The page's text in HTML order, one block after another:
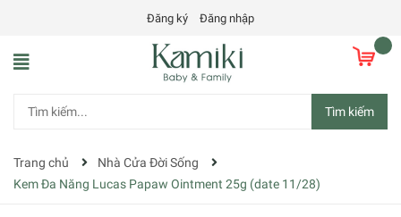
Đăng ký Đăng nhập
Tìm kiếm
Trang chủ
Nhà Cửa Đời Sống
Kem Đa Năng Lucas Papaw Ointment 25g (date 11/28)